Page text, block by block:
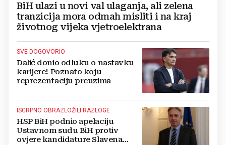
BiH ulazi u novi val ulaganja, ali zelena
tranzicija mora odmah misliti i na kraj
životnog vijeka vjetroelektrana
SVE DOGOVORIO
Dalić donio odluku o nastavku
karijere! Poznato koju
reprezentaciju preuzima
ISCRPNO OBRAZLOŽILI RAZLOGE
HSP BiH podnio apelaciju
Ustavnom sudu BiH protiv
ovjere kandidature Slavena